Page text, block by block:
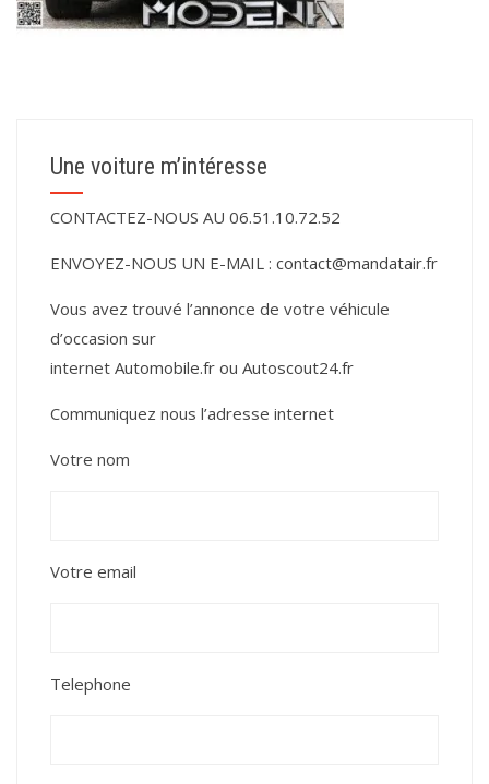
Une voiture m’intéresse
CONTACTEZ-NOUS AU 06.51.10.72.52
ENVOYEZ-NOUS UN E-MAIL : contact@mandatair.fr
Vous avez trouvé l’annonce de votre véhicule
d’occasion sur
internet Automobile.fr ou Autoscout24.fr
Communiquez nous l’adresse internet
Votre nom
Votre email
Telephone